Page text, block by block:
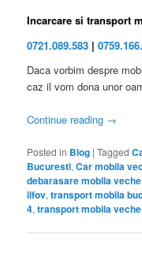
Incarcare si transport
0721.089.583 |
Daca vorbim despre
caz il vom dona unor
Continue reading →
Posted in Blog |Tagged
Bucuresti,Car mobila
debarasare mobila
ilfov,transport mobila
4,transport mobila